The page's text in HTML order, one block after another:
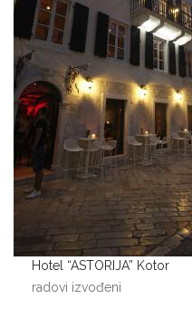
Hotel “ASTORIJA” Kotor
radovi izvođeni